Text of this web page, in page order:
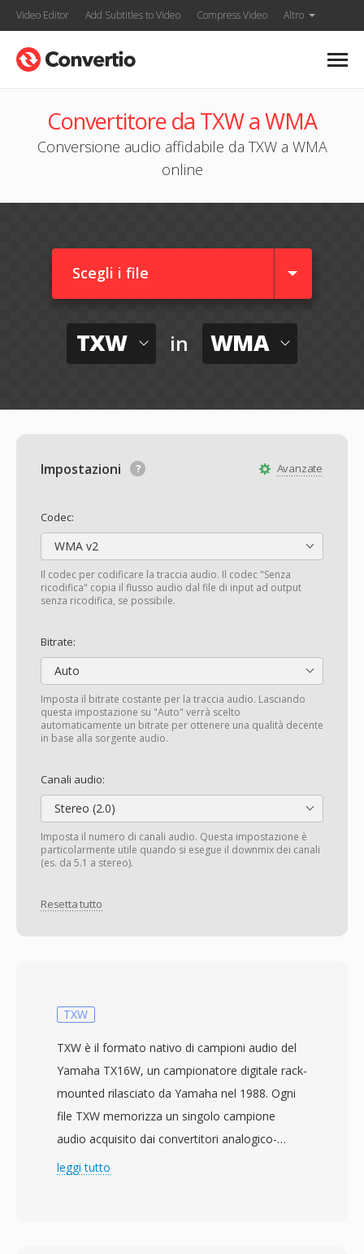
Video Editor Add Subtitles to Video Compress Video Altro
Convertitore da TXW a WMA
Conversione audio affidabile da TXW a WMA
online
Scegli i file
TXW in WMA
Avanzate
Impostazioni
Codec:
WMA v2
Il codec per codificare la traccia audio. Il codec "Senza
ricodifica" copia il flusso audio dal file di input ad output
senza ricodifica, se possibile.
Bitrate:
Auto
Imposta il bitrate costante per la traccia audio. Lasciando
questa impostazione su "Auto" verrà scelto
automaticamente un bitrate per ottenere una qualità decente
in base alla sorgente audio.
Canali audio:
Stereo (2.0)
Imposta il numero di canali audio. Questa impostazione è
particolarmente utile quando si esegue il downmix dei canali
(es. da 5.1 a stereo).
Resetta tutto
TXW
TXW è il formato nativo di campioni audio del
Yamaha TX16W, un campionatore digitale rack-
mounted rilasciato da Yamaha nel 1988. Ogni
file TXW memorizza un singolo campione
audio acquisito dai convertitori analogico-
digitali a 12 bit del TX16W, con frequenze di
leggi tutto